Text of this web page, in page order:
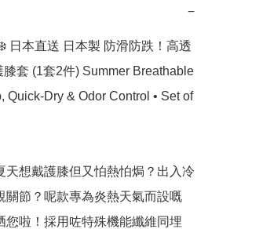
−
日本直送 日本製 防滑防跌！高透
套 (1套2件) Summer Breathable
Quick-Dry & Odor Control • Set of
天想戴護膝但又怕熱怕焗？出入冷
關節？呢款專為炎熱天氣而設嘅
您啦！採用咗特殊機能纖維同埋